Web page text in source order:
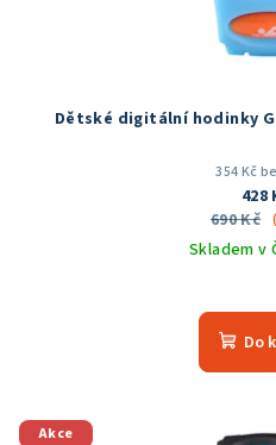
Dětské digitální hodinky
354 Kč
428
690 Kč
Skladem v
Do
Akce